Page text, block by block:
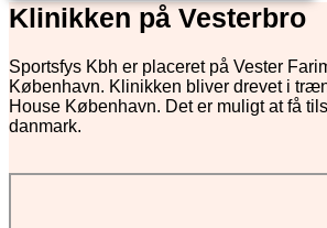
Klinikken på Vesterbro
Sportsfys Kbh er placeret på Vester
København. Klinikken bliver drevet i
House København. Det er muligt at få
danmark.